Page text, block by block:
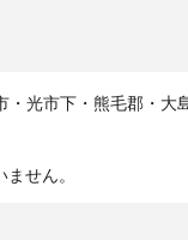
・光市下・熊毛郡・大
せん。